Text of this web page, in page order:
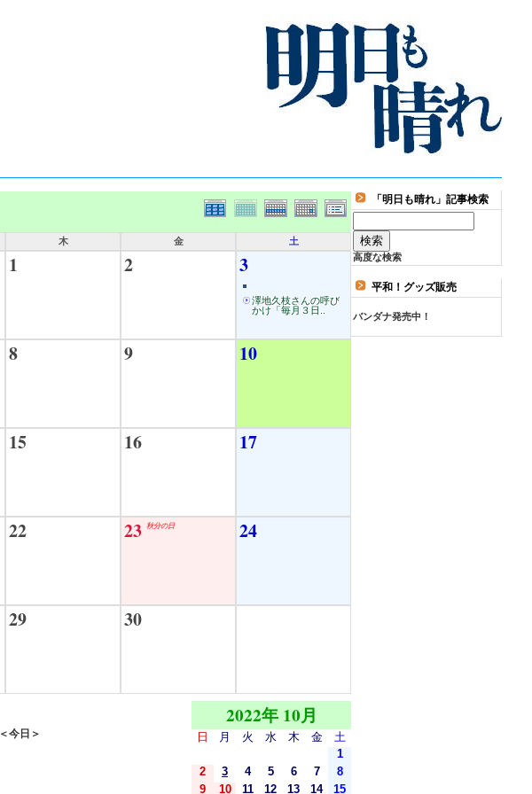
木 金 土
1 2 3
澤地久枝さんの呼び
かけ「毎月３日..
8 9 10
15 16 17
22 23 秋分の日 24
29 30
＜今日＞
2022年 10月
日 月 火 水 木 金
土
1
2
3 4 5 6 7
8
9
10 11 12 13 14 15
「明日も晴れ」記事検索
高度な検索
平和！グッズ販売
バンダナ発売中！